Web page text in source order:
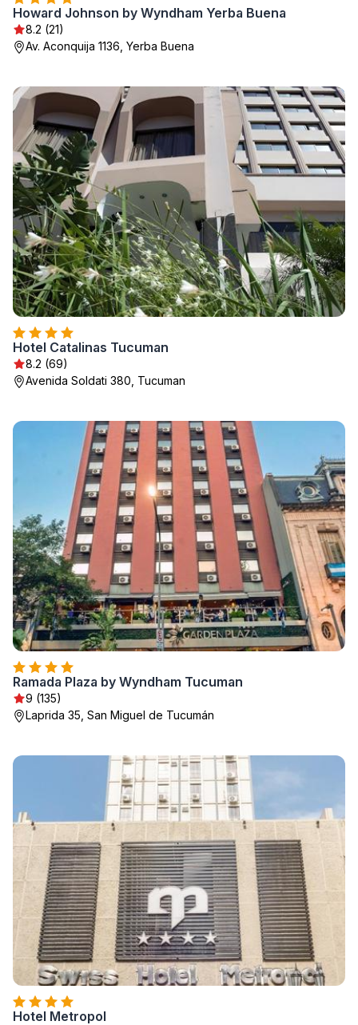
Howard Johnson by Wyndham Yerba Buena
8.2 (21)
Av. Aconquija 1136, Yerba Buena
Hotel Catalinas Tucuman
8.2 (69)
Avenida Soldati 380, Tucuman
Ramada Plaza by Wyndham Tucuman
9 (135)
Laprida 35, San Miguel de Tucumán
Hotel Metropol